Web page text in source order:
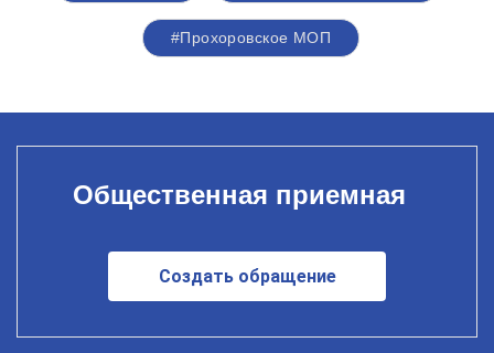
#Прохоровское МОП
Общественная приемная
Создать обращение